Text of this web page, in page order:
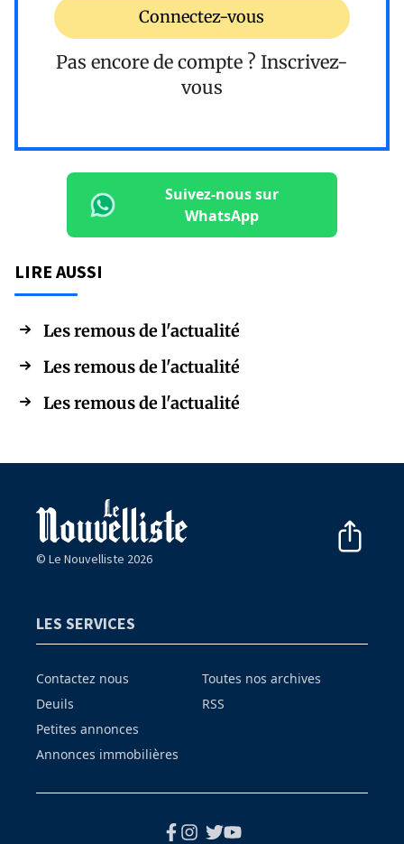
Connectez-vous
Pas encore de compte ? Inscrivez-
vous
Suivez-nous sur
WhatsApp
LIRE AUSSI
Les remous de l'actualité
Les remous de l'actualité
Les remous de l'actualité
© Le Nouvelliste 2026
LES SERVICES
Contactez nous
Deuils
Petites annonces
Annonces immobilières
Toutes nos archives
RSS